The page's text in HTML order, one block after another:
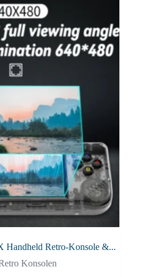
Retro-Konsole &...
Konsolen